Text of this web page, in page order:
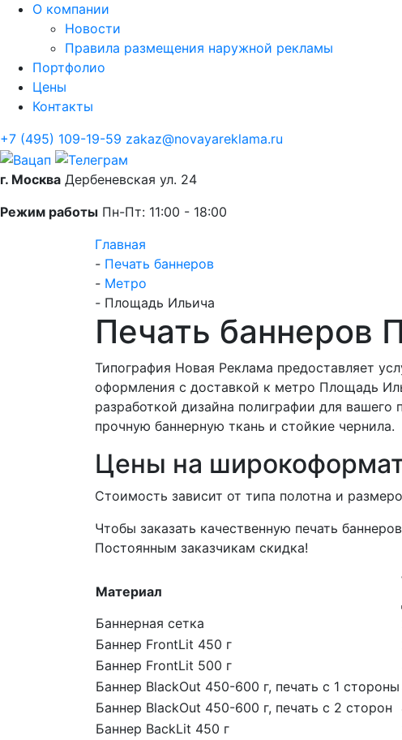
О компании
Новости
Правила размещения наружной рекламы
Портфолио
Цены
Контакты
+7 (495) 109-19-59 zakaz@novayareklama.ru
г. Москва Дербеневская ул. 24
Режим работы Пн-Пт: 11:00 - 18:00
Главная
- Печать баннеров
- Метро
- Площадь Ильича
Печать баннеров
Типография Новая Реклама предоставляет
оформления с доставкой к метро Площадь
разработкой дизайна полиграфии для вашего
прочную баннерную ткань и стойкие чернила.
Цены на
Стоимость зависит от типа полотна и
Чтобы заказать качественную печать
Постоянным заказчикам скидка!
Материал
Баннерная сетка
Баннер FrontLit 450 г
Баннер FrontLit 500 г
Баннер BlackOut 450-600 г, печать с 1 стороны
Баннер BlackOut 450-600 г, печать с 2 сторон
Баннер BackLit 450 г